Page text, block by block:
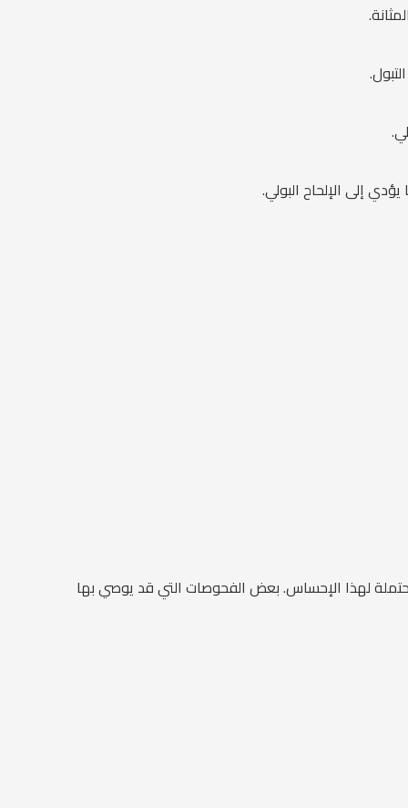
إلى الإلحاح البولي.
لهذا الإحساس. بعض الفحوصات التي قد يوصي بها